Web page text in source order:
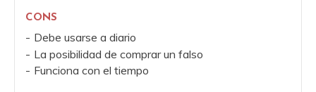
CONS
Debe usarse a diario
La posibilidad de comprar un falso
Funciona con el tiempo